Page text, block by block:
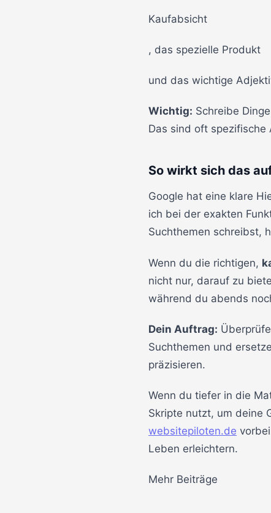
Kaufabsicht
, das spezielle Produkt
und das wichtige
Wichtig: Schreibe
Das sind oft spezifische
So wirkt sich das
Google hat eine klare
ich bei der exakten
Suchthemen schreibst,
Wenn du die richtigen,
nicht nur, darauf zu
während du abends
Dein Auftrag:
Suchthemen und
präzisieren.
Wenn du tiefer in die
Skripte nutzt, um deine
websitepiloten.de
Leben erleichtern.
Mehr Beiträge